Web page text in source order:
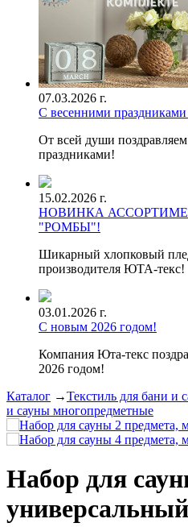
07.03.2026 г.
С весенними праздниками
От всей души
праздниками!
15.02.2026 г.
НОВИНКА
"РОМБЫ"!
Шикарный хлопковый
производителя ЮТА-текс!
03.01.2026 г.
С новым 2026 годом!
Компания Юта-текс
2026 годом!
Каталог →Текстиль для бани и
и сауны многопредметные
Набор для